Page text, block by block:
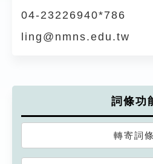
04-23226940*786
ling@nmns.edu.tw
詞條功
轉寄詞條